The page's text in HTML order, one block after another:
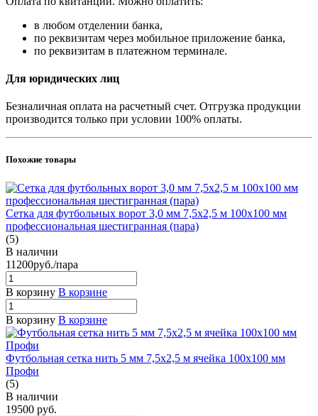
в любом отделении банка,
по реквизитам через мобильное приложение банка,
по реквизитам в платежном терминале.
Для юридических лиц
Безналичная оплата на расчетный счет. Отгрузка продукции
производится только при условии 100% оплаты.
Похожие товары
Сетка для футбольных ворот 3,0 мм 7,5х2,5 м 100х100 мм
профессиональная шестигранная (пара)
(5)
В наличии
11200руб./пара
В корзину В корзине
В корзину В корзине
Футбольная сетка нить 5 мм 7,5х2,5 м ячейка 100х100 мм
Профи
(5)
В наличии
19500 руб.